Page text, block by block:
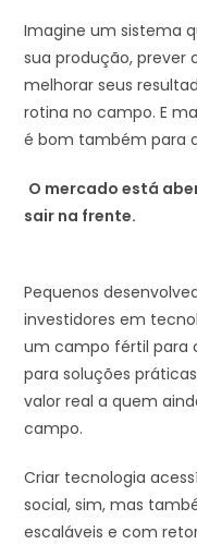
Imagine um sistema
sua produção, prever
melhorar seus
rotina no campo. E
é bom também para
O mercado está
sair na frente.
Pequenos
investidores em
um campo fértil para
para soluções
valor real a quem
campo.
Criar tecnologia
social, sim, mas
escaláveis e com